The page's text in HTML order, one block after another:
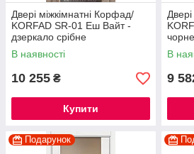
Двері міжкімнатні Корфад/
KORFAD SR-01 Еш Вайт -
дзеркало срібне
В наявності
10 255 ₴
Купити
В
9
Подарунок